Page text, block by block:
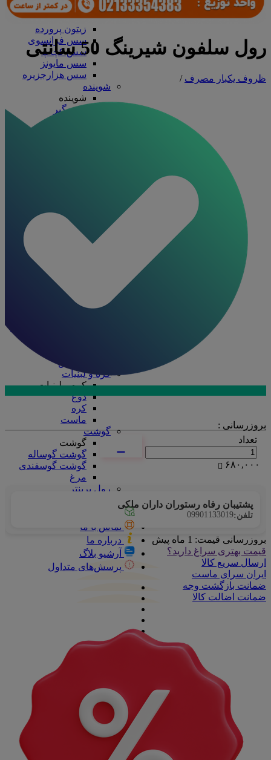
رب گوجه
زیتون
زیتون پرورده
سس فرانسوی
سس کچاپ
سس مایونز
سس هزارجزیره
شوینده
شوینده
جرم گیر
سفیدکننده
ظرف چند پرسی
ظرف دو پرسی
فویل آلومینیومی
ظروف یکبار مصرف
ظروف یکبار مصرف
درب ظروف
دستکش
سفره
سلفون
کره و لبنیات
کره و لبنیات
دوغ
کره
ماست
گوشت
گوشت
گوشت گوساله
گوشت گوسفندی
مرغ
رول پرینتر
تماس با ما
درباره ما
آرشیو بلاگ
پرسش‌های متداول
رول سلفون شیرینگ 50 سانتی
ظروف یکبار مصرف /
بروزرسانی :
تعداد
۶۸۰,۰۰۰
پشتیبان رفاه رستوران داران ملکی
تلفن:09901133019
بروزرسانی قیمت: 1 ماه پیش
قیمت بهتری سراغ دارید؟
ارسال سریع کالا
ایران سرای ماست
ضمانت بازگشت وجه
ضمانت اضالت کالا